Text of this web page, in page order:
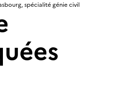
spécialité génie civil